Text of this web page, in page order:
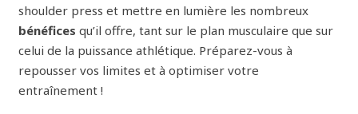
shoulder press et mettre en lumière les nombreux
bénéfices qu’il offre, tant sur le plan musculaire que sur
celui de la puissance athlétique. Préparez-vous à
repousser vos limites et à optimiser votre
entraînement !